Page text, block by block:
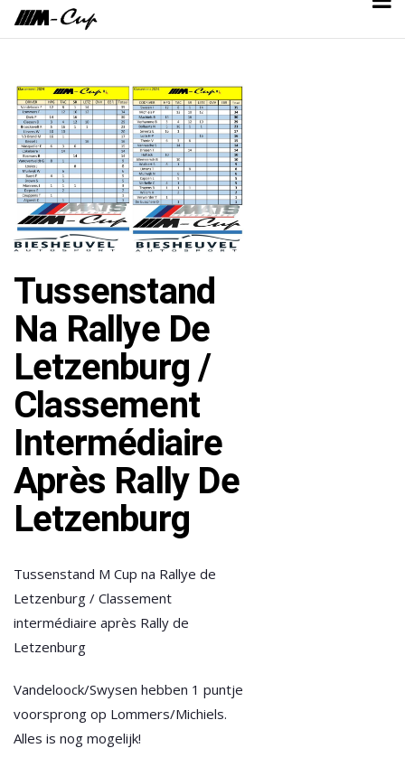
Tussenstand
Na Rallye De
Letzenburg /
Classement
Intermédiaire
Après Rally De
Letzenburg
Tussenstand M Cup na Rallye de
Letzenburg / Classement
intermédiaire après Rally de
Letzenburg
Vandeloock/Swysen hebben 1 puntje
voorsprong op Lommers/Michiels.
Alles is nog mogelijk!